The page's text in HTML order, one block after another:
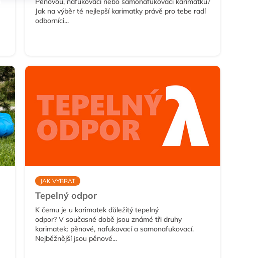
Jak na výběr té nejlepší karimatky právě pro tebe radí
odborníci...
JAK VYBRAT
Tepelný odpor
K čemu je u karimatek důležitý tepelný
odpor? V současné době jsou známé tři druhy
karimatek: pěnové, nafukovací a samonafukovací.
Nejběžnější jsou pěnové...